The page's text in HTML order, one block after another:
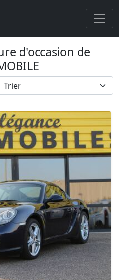
d'occasion de